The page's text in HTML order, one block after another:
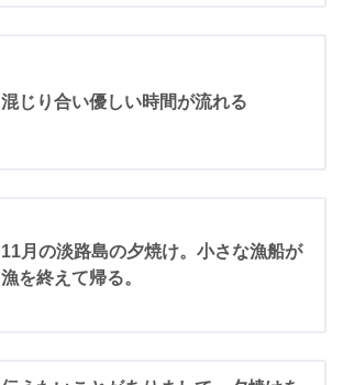
混じり合い優しい時間が流れる
11月の淡路島の夕焼け。小さな漁船が
漁を終えて帰る。